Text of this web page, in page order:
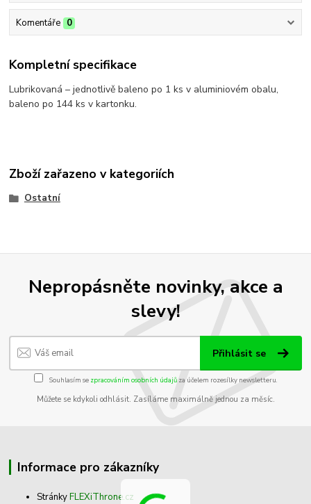
Komentáře 0
Kompletní specifikace
Lubrikovaná – jednotlivě baleno po 1 ks v aluminiovém obalu,
baleno po 144 ks v kartonku.
Zboží zařazeno v kategoriích
Ostatní
Nepropásněte novinky, akce a
slevy!
Přihlásit se
Souhlasím se zpracováním osobních údajůza účelem rozesílky newsletteru.
Můžete se kdykoli odhlásit. Zasíláme maximálně jednou za měsíc.
Informace pro zákazníky
StránkyFLEXiThrone.cz